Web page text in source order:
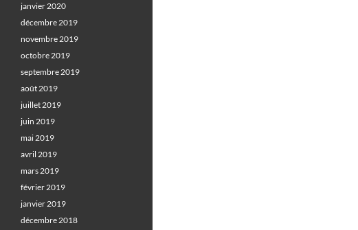
janvier 2020
décembre 2019
novembre 2019
octobre 2019
septembre 2019
août 2019
juillet 2019
juin 2019
mai 2019
avril 2019
mars 2019
février 2019
janvier 2019
décembre 2018